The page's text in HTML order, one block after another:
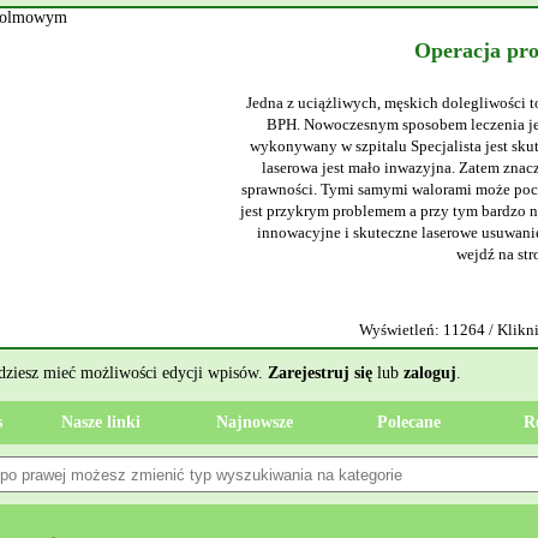
Operacja
Jedna z uciążliwych, męskich dolegliwości
BPH. Nowoczesnym sposobem leczenia
wykonywany w szpitalu Specjalista jest
laserowa jest mało inwazyjna. Zatem
sprawności. Tymi samymi walorami może
jest przykrym problemem a przy tym bardzo
innowacyjne i skuteczne laserowe
wejdź na
Wyświetleń: 11264 /
mieć możliwości edycji wpisów. Zarejestruj się lub zaloguj.
Nasze linki Najnowsze Polecane